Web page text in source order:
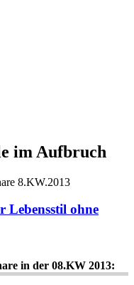
im Aufbruch
Lebensstil ohne
in der 08.KW 2013: